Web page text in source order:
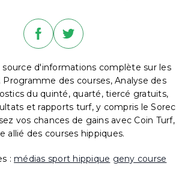
source d'informations complète sur les
Programme des courses, Analyse des
du quinté, quarté, tiercé gratuits,
et rapports turf, y compris le Sorec
vos chances de gains avec Coin Turf,
allié des courses hippiques.
: médias sport hippique geny course